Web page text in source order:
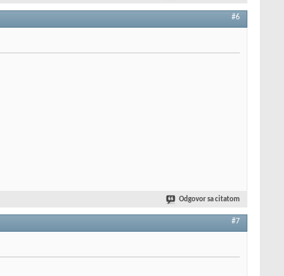
#6
Odgovor sa citatom
#7